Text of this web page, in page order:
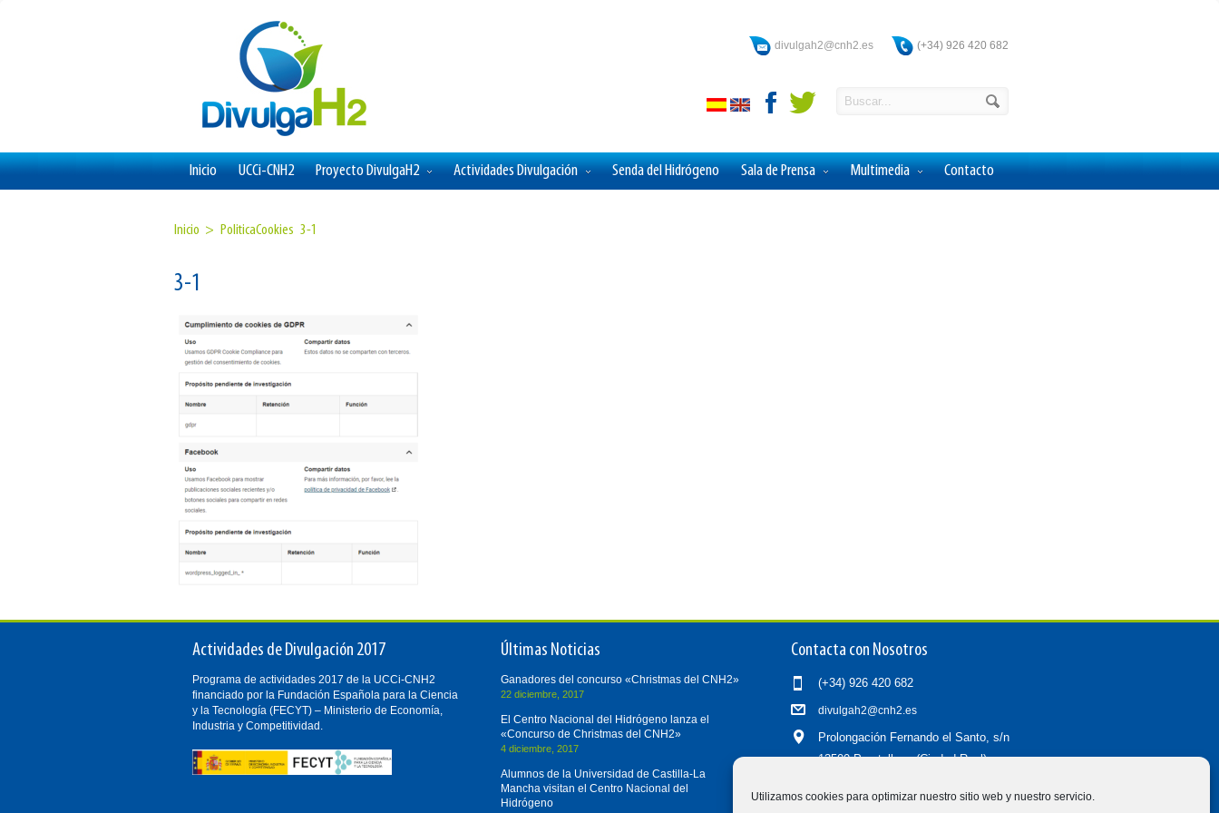
Utilizamos cookies para optimizar nuestro sitio web y nuestro servicio.
(+34) 926 420 682
divulgah2@cnh2.es
Inicio UCCi-CNH2 Proyecto DivulgaH2 Actividades Divulgación Senda del Hidrógeno Sala de Prensa Multimedia Contacto
Inicio > PoliticaCookies 3-1
3-1
Actividades de Divulgación 2017
Programa de actividades 2017 de la UCCi-CNH2
financiado por la Fundación Española para la Ciencia
y la Tecnología (FECYT) – Ministerio de Economía,
Industria y Competitividad.
Últimas Noticias
Ganadores del concurso «Christmas del CNH2»
22 diciembre, 2017
El Centro Nacional del Hidrógeno lanza el
«Concurso de Christmas del CNH2»
4 diciembre, 2017
Alumnos de la Universidad de Castilla-La
Mancha visitan el Centro Nacional del
Hidrógeno
Contacta con Nosotros
(+34) 926 420 682
divulgah2@cnh2.es
Prolongación Fernando el Santo, s/n
13500 Puertollano (Ciudad Real)